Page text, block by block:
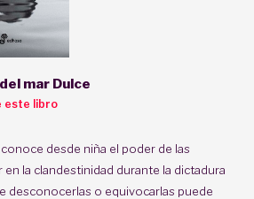
mar Dulce
este libro
desde niña el poder de las
en la clandestinidad durante la dictadura
desconocerlas o equivocarlas puede